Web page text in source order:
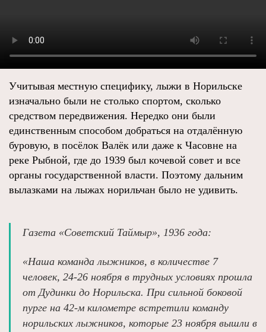
Учитывая местную специфику, лыжи в Норильске
изначально были не столько спортом, сколько
средством передвижения. Нередко они были
единственным способом добраться на отдалённую
буровую, в посёлок Валёк или даже к Часовне на
реке Рыбной, где до 1939 был кочевой совет и все
органы государственной власти. Поэтому дальним
вылазками на лыжах норильчан было не удивить.
Газета «Советский Таймыр», 1936 года:
«Наша команда лыжников, в количестве 7
человек, 24-26 ноября в трудных условиях прошла
от Дудинки до Норильска. При сильной боковой
пурге на 42-м километре встретили команду
норильских лыжников, которые 23 ноября вышли в